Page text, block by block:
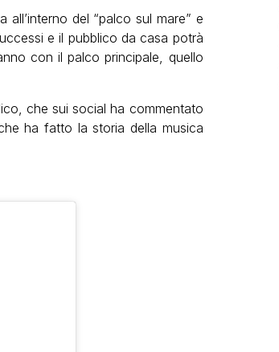
del “palco sul mare” e
e il pubblico da casa potrà
con il palco principale, quello
che sui social ha commentato
ha fatto la storia della musica